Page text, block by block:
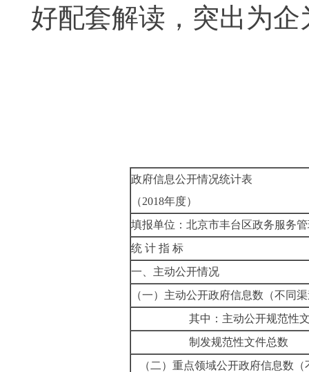
好配套解读，突出为
政府信息公开情况统计表
（2018年度）
填报单位：北京市丰台区政务服务
统 计 指 标
一、主动公开情况
（一）主动公开政府信息数（不同
其中：主动公开规范性
制发规范性文件总数
（二）重点领域公开政府信息数